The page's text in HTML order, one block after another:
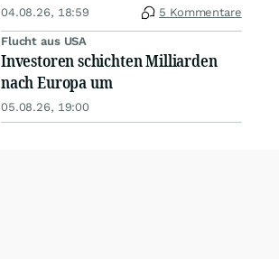
04.08.26, 18:59 5 Kommentare
Flucht aus USA
Investoren schichten Milliarden
nach Europa um
05.08.26, 19:00